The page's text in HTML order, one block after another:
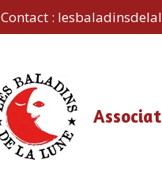
Contact :